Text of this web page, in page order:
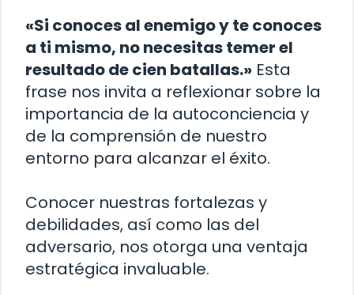
«Si conoces al enemigo y te conoces
a ti mismo, no necesitas temer el
resultado de cien batallas.» Esta
frase nos invita a reflexionar sobre la
importancia de la autoconciencia y
de la comprensión de nuestro
entorno para alcanzar el éxito.
Conocer nuestras fortalezas y
debilidades, así como las del
adversario, nos otorga una ventaja
estratégica invaluable.